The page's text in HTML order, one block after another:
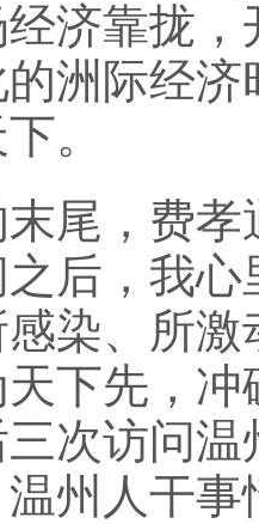
济靠拢
洲际经
。
，费孝
后，我
染、所
下先，
次访问
州人干